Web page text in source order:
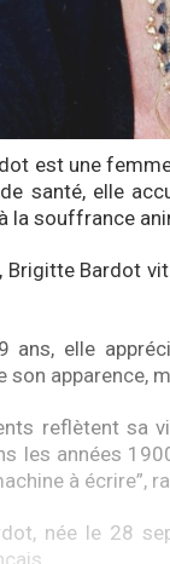
est une
santé, elle
la souffrance
Brigitte Bardot
ans, elle
son apparence,
reflètent sa
les années
à écrire”,
née le 28